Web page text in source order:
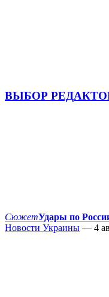
ВЫБОР
СюжетУдары по
Новости Украины — 4